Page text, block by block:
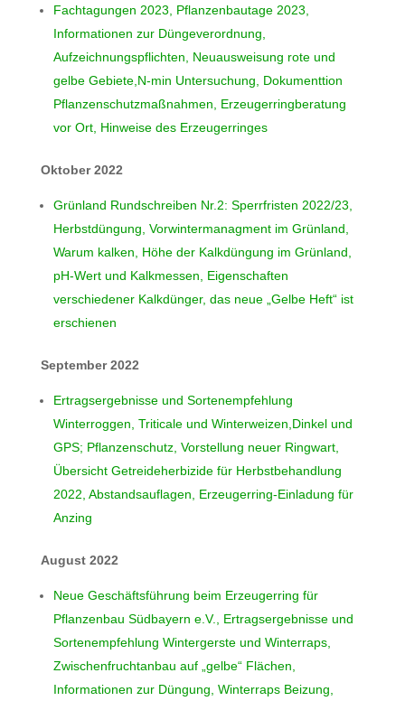
Fachtagungen 2023, Pflanzenbautage 2023,
Informationen zur Düngeverordnung,
Aufzeichnungspflichten, Neuausweisung rote und
gelbe Gebiete,N-min Untersuchung, Dokumenttion
Pflanzenschutzmaßnahmen, Erzeugerringberatung
vor Ort, Hinweise des Erzeugerringes
Oktober 2022
Grünland Rundschreiben Nr.2: Sperrfristen 2022/23,
Herbstdüngung, Vorwintermanagment im Grünland,
Warum kalken, Höhe der Kalkdüngung im Grünland,
pH-Wert und Kalkmessen, Eigenschaften
verschiedener Kalkdünger, das neue „Gelbe Heft“ ist
erschienen
September 2022
Ertragsergebnisse und Sortenempfehlung
Winterroggen, Triticale und Winterweizen,Dinkel und
GPS; Pflanzenschutz, Vorstellung neuer Ringwart,
Übersicht Getreideherbizide für Herbstbehandlung
2022, Abstandsauflagen, Erzeugerring-Einladung für
Anzing
August 2022
Neue Geschäftsführung beim Erzeugerring für
Pflanzenbau Südbayern e.V., Ertragsergebnisse und
Sortenempfehlung Wintergerste und Winterraps,
Zwischenfruchtanbau auf „gelbe“ Flächen,
Informationen zur Düngung, Winterraps Beizung,